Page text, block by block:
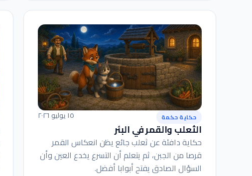
حكاية حكمة ١٥ يوليو ٢٠٢٦
الثعلب والقمر في البئر
حكاية دافئة عن ثعلب جائع يظن انعكاس القمر
قرصا من الجبن، ثم يتعلم أن التسرع يخدع العين وأن
السؤال الصادق يفتح أبوابا أفضل.